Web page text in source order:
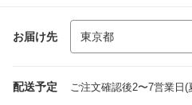
お届け先
配送予定 ご注文確認後2〜7営業日